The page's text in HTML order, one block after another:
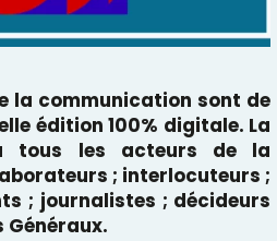
la communication sont de
édition 100% digitale. La
tous les acteurs de la
; interlocuteurs ;
; journalistes ; décideurs
Généraux.